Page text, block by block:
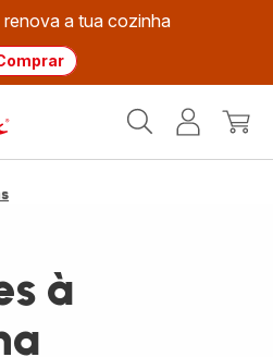
a tua cozinha
Moulinex
O
à